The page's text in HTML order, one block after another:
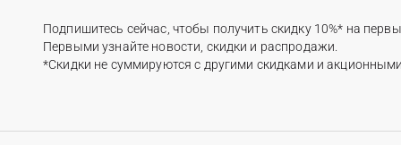
Подпишитесь сейчас, чтобы получить скидку 10%* на
Первыми узнайте новости, скидки и распродажи.
*Скидки не суммируются с другими скидками и